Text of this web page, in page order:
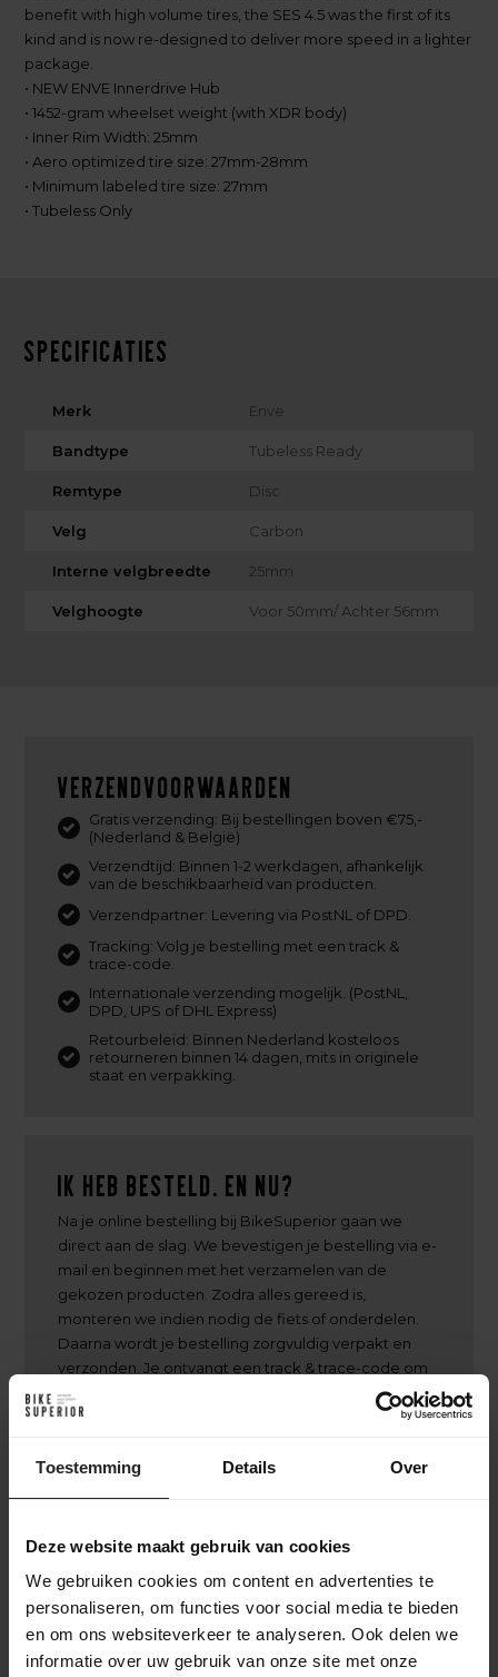
Toestemming Details Over
Deze website maakt gebruik van cookies
We gebruiken cookies om content en advertenties te
personaliseren, om functies voor social media te bieden
en om ons websiteverkeer te analyseren. Ook delen we
informatie over uw gebruik van onze site met onze
benefit with high volume tires, the SES 4.5 was the first of its
kind and is now re-designed to deliver more speed in a lighter
package.
• NEW ENVE Innerdrive Hub
• 1452-gram wheelset weight (with XDR body)
• Inner Rim Width: 25mm
• Aero optimized tire size: 27mm-28mm
• Minimum labeled tire size: 27mm
• Tubeless Only
Specificaties
Merk Enve
Bandtype Tubeless Ready
Remtype Disc
Velg Carbon
Interne velgbreedte 25mm
Velghoogte Voor 50mm/ Achter 56mm
Verzendvoorwaarden
Gratis verzending: Bij bestellingen boven €75,-
(Nederland & België)
Verzendtijd: Binnen 1-2 werkdagen, afhankelijk
van de beschikbaarheid van producten.
Verzendpartner: Levering via PostNL of DPD.
Tracking: Volg je bestelling met een track &
trace-code.
Internationale verzending mogelijk. (PostNL,
DPD, UPS of DHL Express)
Retourbeleid: Binnen Nederland kosteloos
retourneren binnen 14 dagen, mits in originele
staat en verpakking.
Ik heb besteld. En nu?
Na je online bestelling bij BikeSuperior gaan we
direct aan de slag. We bevestigen je bestelling via e-
mail en beginnen met het verzamelen van de
gekozen producten. Zodra alles gereed is,
monteren we indien nodig de fiets of onderdelen.
Daarna wordt je bestelling zorgvuldig verpakt en
verzonden. Je ontvangt een track & trace-code om
de levering te volgen. Heb je gekozen voor een
custom build? Dan houden we je op de hoogte van
afmontage, zodat je precies weet wanneer je
Achter de schermen bij BikeSuperior